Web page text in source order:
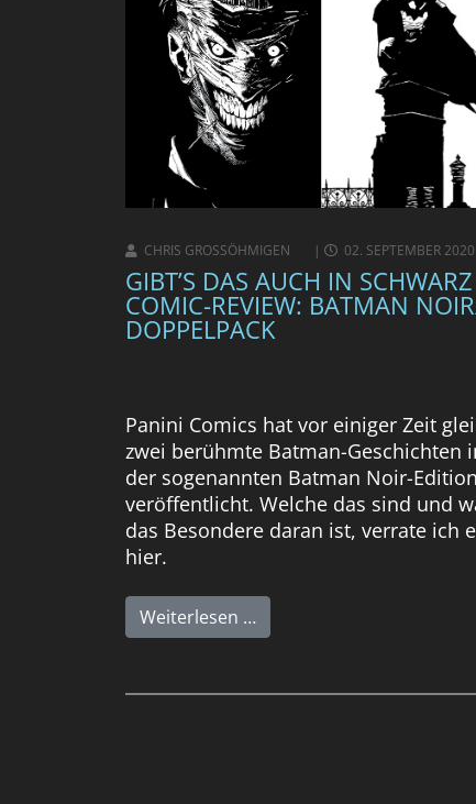
CHRIS GROSSÖHMIGEN 02. SEPTEMBER 2020
GIBT’S DAS AUCH IN
COMIC-REVIEW: BATMAN
DOPPELPACK
Panini Comics hat vor einiger Zeit
zwei berühmte Batman-Geschichten
der sogenannten Batman Noir-Edition
veröffentlicht. Welche das sind und
das Besondere daran ist, verrate ich
hier.
Weiterlesen …